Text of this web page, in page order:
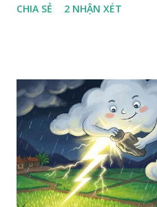
CHIA SẺ 2 NHẬN XÉT